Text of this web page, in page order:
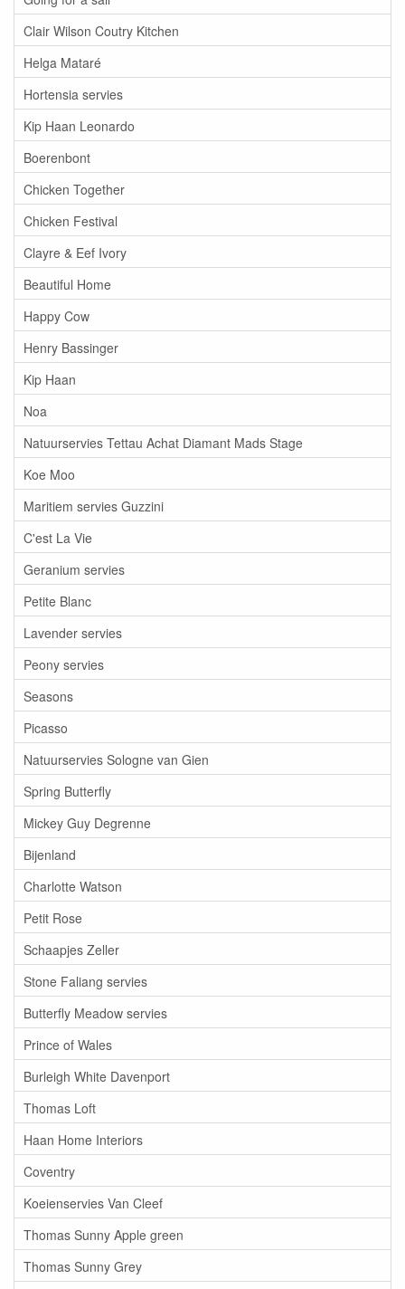
Clair Wilson Coutry Kitchen
Helga Mataré
Hortensia servies
Kip Haan Leonardo
Boerenbont
Chicken Together
Chicken Festival
Clayre & Eef Ivory
Beautiful Home
Happy Cow
Henry Bassinger
Kip Haan
Noa
Natuurservies Tettau Achat Diamant Mads Stage
Koe Moo
Maritiem servies Guzzini
C'est La Vie
Geranium servies
Petite Blanc
Lavender servies
Peony servies
Seasons
Picasso
Natuurservies Sologne van Gien
Spring Butterfly
Mickey Guy Degrenne
Bijenland
Charlotte Watson
Petit Rose
Schaapjes Zeller
Stone Faliang servies
Butterfly Meadow servies
Prince of Wales
Burleigh White Davenport
Thomas Loft
Haan Home Interiors
Coventry
Koeienservies Van Cleef
Thomas Sunny Apple green
Thomas Sunny Grey